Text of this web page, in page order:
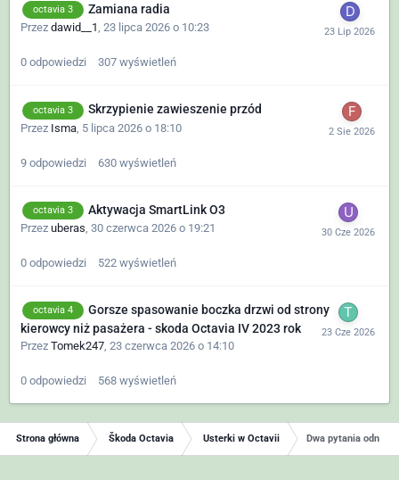
octavia 3 Zamiana radia
Przez dawid__1, 23 lipca 2026 o 10:23
0 odpowiedzi 307 wyświetleń
octavia 3 Skrzypienie zawieszenie przód
Przez Isma 5 lipca 2026 o 18:10
9 odpowiedzi 630 wyświetleń
octavia 3 Aktywacja SmartLink O3
Przez uberas, 30 czerwca 2026 o 19:21
0 odpowiedzi 522 wyświetleń
octavia 4
Gorsze spasowanie boczka drzwi od strony
kierowcy niż pasażera - skoda Octavia IV 2023 rok
Przez Tomek247, 23 czerwca 2026 o 14:10
0 odpowiedzi 568 wyświetleń
Strona główna Škoda Octavia Usterki w Octavii Dwa pytania